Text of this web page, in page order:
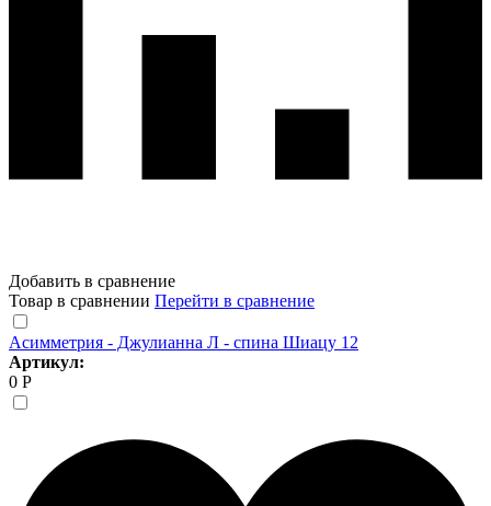
Добавить в сравнение
Товар в сравнении Перейти в сравнение
Асимметрия - Джулианна Л - спина Шиацу 12
Артикул:
0 Р